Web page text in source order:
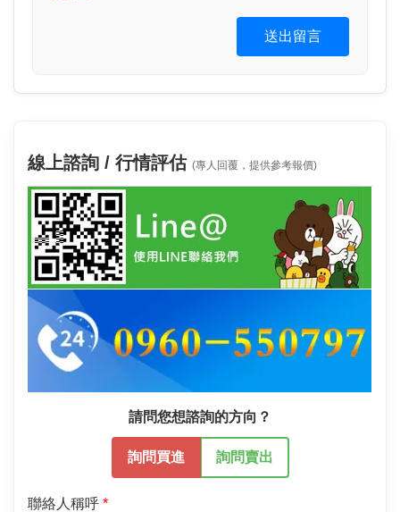
送出留言
線上諮詢 / 行情評估 (專人回覆，提供參考報價)
請問您想諮詢的方向？
詢問買進 詢問賣出
聯絡人稱呼